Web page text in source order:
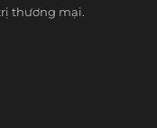
thương mại.